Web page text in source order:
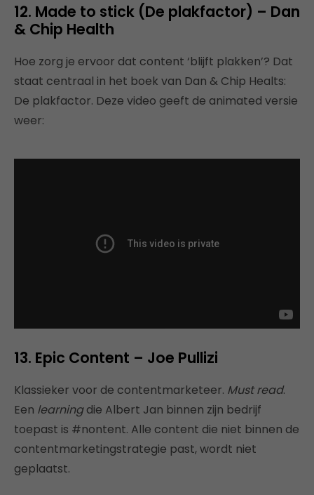
12. Made to stick (De plakfactor) – Dan
& Chip Health
Hoe zorg je ervoor dat content ‘blijft plakken’? Dat
staat centraal in het boek van Dan & Chip Healts:
De plakfactor. Deze video geeft de animated versie
weer:
13. Epic Content – Joe Pullizi
Klassieker voor de contentmarketeer. Must read.
Een learningdie Albert Jan binnen zijn bedrijf
toepast is #nontent. Alle content die niet binnen de
contentmarketingstrategie past, wordt niet
geplaatst.